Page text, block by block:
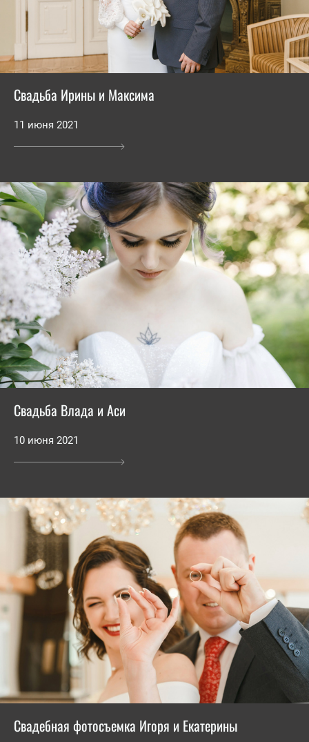
Свадьба Ирины и Максима
11 июня 2021
Свадьба Влада и Аси
10 июня 2021
Свадебная фотосъемка Игоря и Екатерины